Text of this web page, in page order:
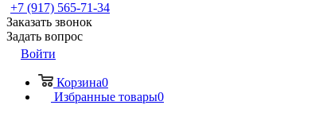
+7 (917) 565-71-34
Заказать звонок
Задать вопрос
Войти
Корзина0
Избранные товары0